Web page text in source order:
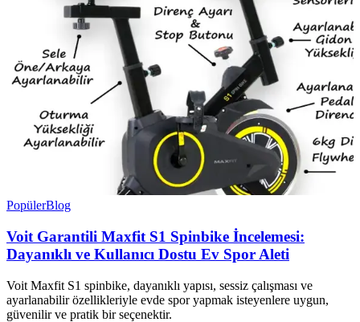
PopülerBlog
Voit Garantili Maxfit S1 Spinbike İncelemesi:
Dayanıklı ve Kullanıcı Dostu Ev Spor Aleti
Voit Maxfit S1 spinbike, dayanıklı yapısı, sessiz çalışması ve
ayarlanabilir özellikleriyle evde spor yapmak isteyenlere uygun,
güvenilir ve pratik bir seçenektir.